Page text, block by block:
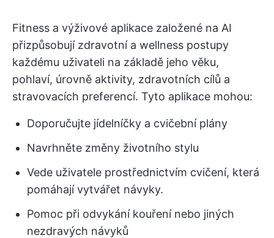
Fitness a výživové aplikace založené na AI
přizpůsobují zdravotní a wellness postupy
každému uživateli na základě jeho věku,
pohlaví, úrovně aktivity, zdravotních cílů a
stravovacích preferencí. Tyto aplikace mohou:
Doporučujte jídelníčky a cvičební plány
Navrhněte změny životního stylu
Vede uživatele prostřednictvím cvičení, která
pomáhají vytvářet návyky.
Pomoc při odvykání kouření nebo jiných
nezdravých návyků